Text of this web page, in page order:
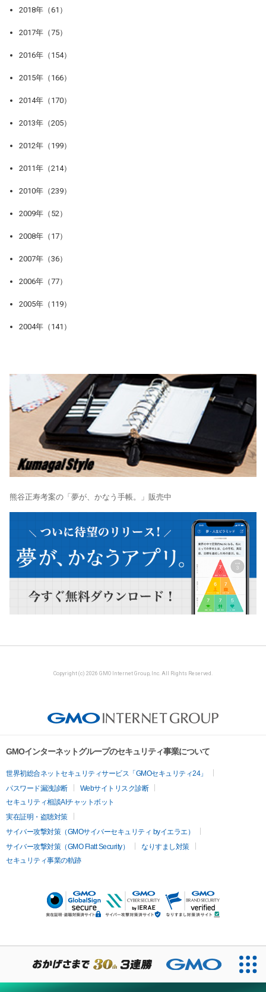
2018年（61）
2017年（75）
2016年（154）
2015年（166）
2014年（170）
2013年（205）
2012年（199）
2011年（214）
2010年（239）
2009年（52）
2008年（17）
2007年（36）
2006年（77）
2005年（119）
2004年（141）
熊谷正寿考案の「夢が、かなう手帳。」販売中
Copyright (c) 2026 GMO Internet Group, Inc. All Rights Reserved.
GMOインターネットグループのセキュリティ事業について
世界初総合ネットセキュリティサービス「GMOセキュリティ24」
パスワード漏洩診断
Webサイトリスク診断
セキュリティ相談AIチャットボット
実在証明・盗聴対策
サイバー攻撃対策（GMOサイバーセキュリティ byイエラエ）
サイバー攻撃対策（GMO Flatt Security）
なりすまし対策
セキュリティ事業の軌跡